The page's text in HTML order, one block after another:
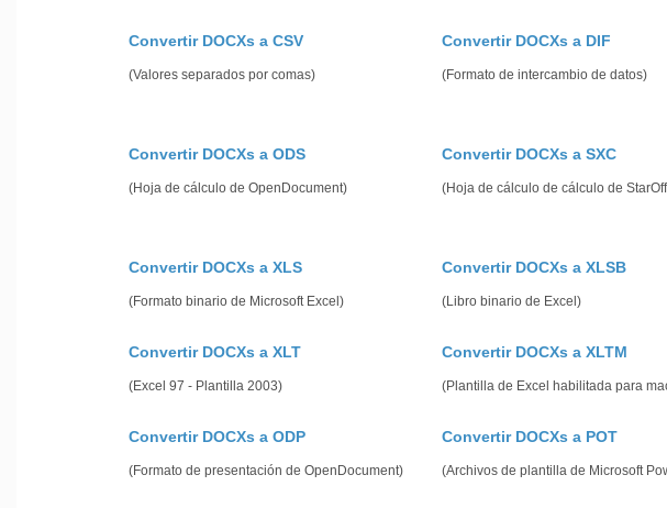
Convertir DOCXs a CSV
(Valores separados por comas)
Convertir DOCXs a DIF
(Formato de intercambio de datos)
Convertir DOCXs a ODS
(Hoja de cálculo de OpenDocument)
Convertir DOCXs a SXC
(Hoja de cálculo de cálculo de
Convertir DOCXs a XLS
(Formato binario de Microsoft Excel)
Convertir DOCXs a XLSB
(Libro binario de Excel)
Convertir DOCXs a XLT
(Excel 97 - Plantilla 2003)
Convertir DOCXs a XLTM
(Plantilla de Excel habilitada para
Convertir DOCXs a ODP
(Formato de presentación de OpenDocument)
Convertir DOCXs a POT
(Archivos de plantilla de Microsoft